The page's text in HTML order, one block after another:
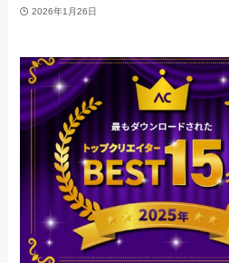
2026年1月26日